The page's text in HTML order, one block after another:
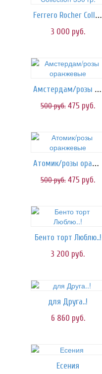
Ferrero Rocher Collection 350 гр.
3 000 руб.
Амстердам/розы оранжевые
500руб. 475 руб.
Атомик/розы оранжевые
500руб. 475 руб.
Бенто торт Люблю..!
3 200 руб.
для Друга..!
6 860 руб.
Есения